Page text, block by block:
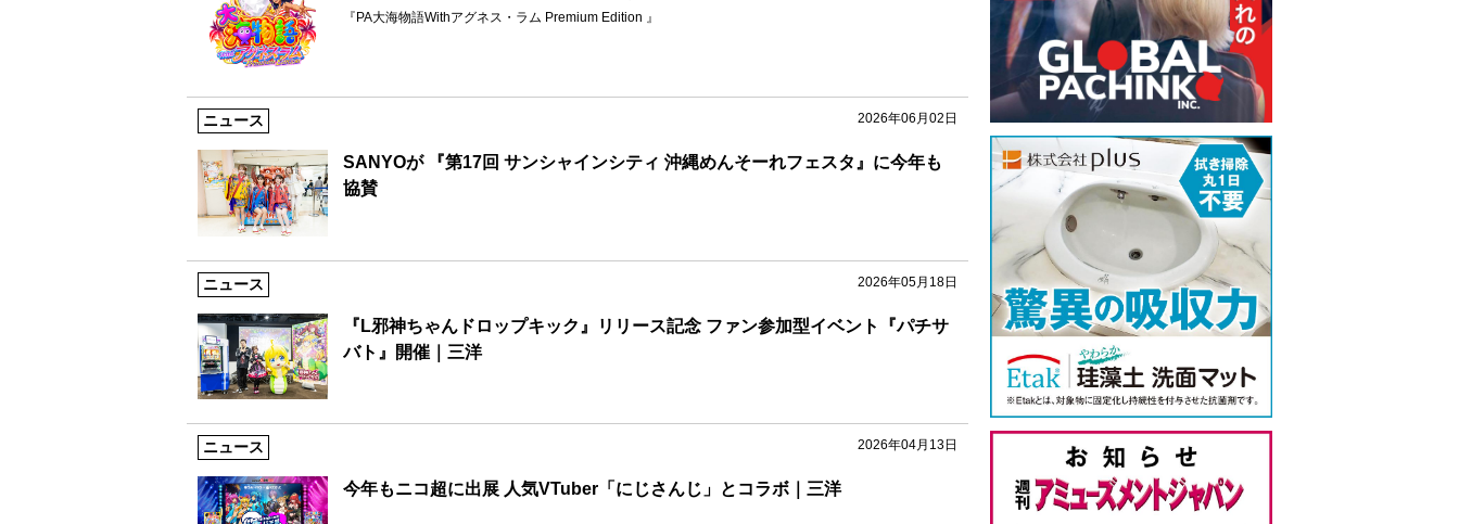
『PA大海物語Withアグネス・ラム Premium Edition 』
2026年06月02日
ニュース
SANYOが 『第17回 サンシャインシティ 沖縄めんそーれフェスタ』に今年も
協賛
2026年05月18日
ニュース
『L邪神ちゃんドロップキック』リリース記念 ファン参加型イベント『パチサ
バト』開催｜三洋
2026年04月13日
ニュース
今年もニコ超に出展 人気VTuber「にじさんじ」とコラボ｜三洋